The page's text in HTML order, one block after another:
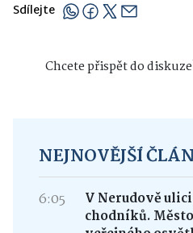
Sdílejte
Chcete přispět do
NEJNOVĚJŠÍ
6:05
V Nerudově
chodníků.